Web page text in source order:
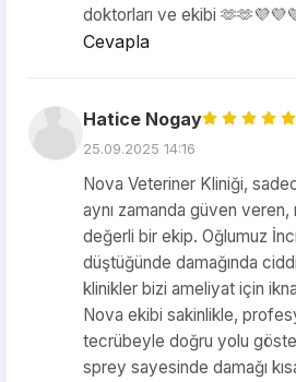
doktorları ve ekibi
Cevapla
Hatice Nogay
25.09.2025 14:16
Nova Veteriner Kliniği,
aynı zamanda güven
değerli bir ekip. Oğlumuz
düştüğünde damağında
klinikler bizi ameliyat için
Nova ekibi sakinlikle,
tecrübeyle doğru yolu
sprey sayesinde damağı